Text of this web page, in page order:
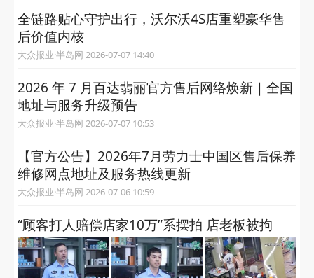
全链路贴心守护出行，沃尔沃4S店重塑豪华售
后价值内核
大众报业·半岛网 2026-07-07 14:40
2026 年 7 月百达翡丽官方售后网络焕新｜全国
地址与服务升级预告
大众报业·半岛网 2026-07-07 10:53
【官方公告】2026年7月劳力士中国区售后保养
维修网点地址及服务热线更新
大众报业·半岛网 2026-07-06 10:59
“顾客打人赔偿店家10万”系摆拍 店老板被拘